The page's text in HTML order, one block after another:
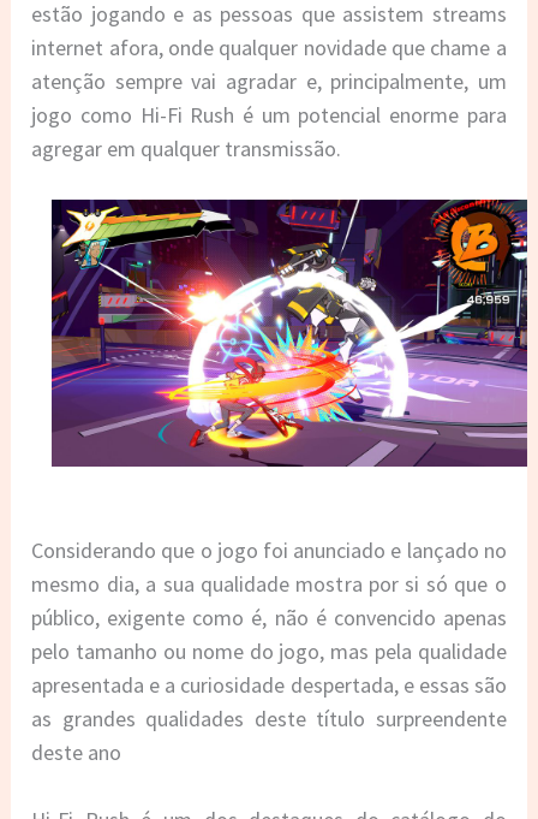
estão jogando e as pessoas que assistem streams
internet afora, onde qualquer novidade que chame a
atenção sempre vai agradar e, principalmente, um
jogo como Hi-Fi Rush é um potencial enorme para
agregar em qualquer transmissão.
Considerando que o jogo foi anunciado e lançado no
mesmo dia, a sua qualidade mostra por si só que o
público, exigente como é, não é convencido apenas
pelo tamanho ou nome do jogo, mas pela qualidade
apresentada e a curiosidade despertada, e essas são
as grandes qualidades deste título surpreendente
deste ano